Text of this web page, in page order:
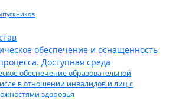
обеспечение и оснащенность
Доступная среда
обеспечение образовательной
в отношении инвалидов и лиц с
здоровья